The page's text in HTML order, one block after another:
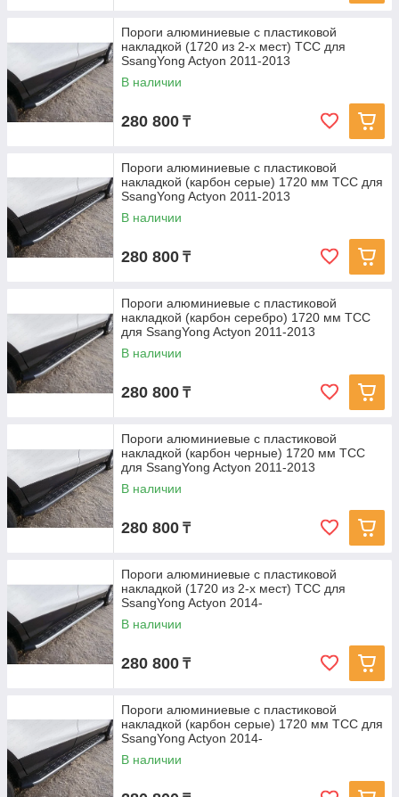
Пороги алюминиевые с пластиковой
накладкой (1720 из 2-х мест) ТСС для
SsangYong Actyon 2011-2013
В наличии
280 800 ₸
Пороги алюминиевые с пластиковой
накладкой (карбон серые) 1720 мм ТСС для
SsangYong Actyon 2011-2013
В наличии
280 800 ₸
Пороги алюминиевые с пластиковой
накладкой (карбон серебро) 1720 мм ТСС
для SsangYong Actyon 2011-2013
В наличии
280 800 ₸
Пороги алюминиевые с пластиковой
накладкой (карбон черные) 1720 мм ТСС
для SsangYong Actyon 2011-2013
В наличии
280 800 ₸
Пороги алюминиевые с пластиковой
накладкой (1720 из 2-х мест) ТСС для
SsangYong Actyon 2014-
В наличии
280 800 ₸
Пороги алюминиевые с пластиковой
накладкой (карбон серые) 1720 мм ТСС для
SsangYong Actyon 2014-
В наличии